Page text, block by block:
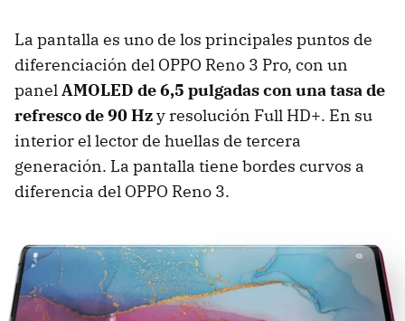
La pantalla es uno de los principales puntos de
diferenciación del OPPO Reno 3 Pro, con un
panelAMOLED de 6,5 pulgadas con una tasa de
refresco de 90 Hzy resolución Full HD+. En su
interior el lector de huellas de tercera
generación. La pantalla tiene bordes curvos a
diferencia del OPPO Reno 3.